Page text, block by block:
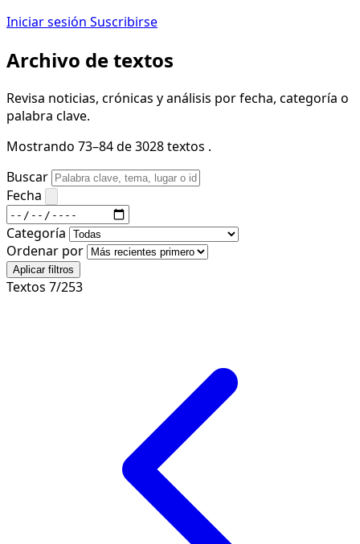
Iniciar sesión Suscribirse
Archivo de textos
Revisa noticias, crónicas y análisis por fecha, categoría o
palabra clave.
Mostrando 73–84 de 3028 textos .
Buscar
Fecha
Categoría
Ordenar por
Aplicar filtros
Textos 7/253